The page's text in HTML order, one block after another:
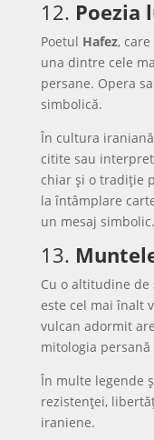
12. Poezia
Poetul Hafez,
una dintre cele
persane. Opera
simbolică.
În cultura
citite sau
chiar și o tradiție
la întâmplare
un mesaj simbolic.
13.
Cu o altitudine de
este cel mai înalt
vulcan adormit
mitologia persană
În multe legende
rezistenței,
iraniene.